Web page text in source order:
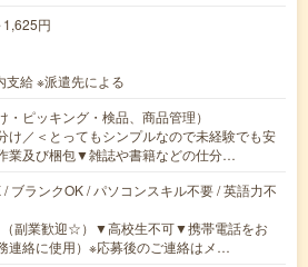
円
支給 ※派遣先による
・ピッキング・検品、商品管理）
け／＜とってもシンプルなので未経験でも安
業及び梱包▼雑誌や書籍などの仕分…
ブランクOK / パソコンスキル不要 / 英語力不
副業歓迎☆）▼高校生不可▼携帯電話をお
連絡に使用）※応募後のご連絡はメ…